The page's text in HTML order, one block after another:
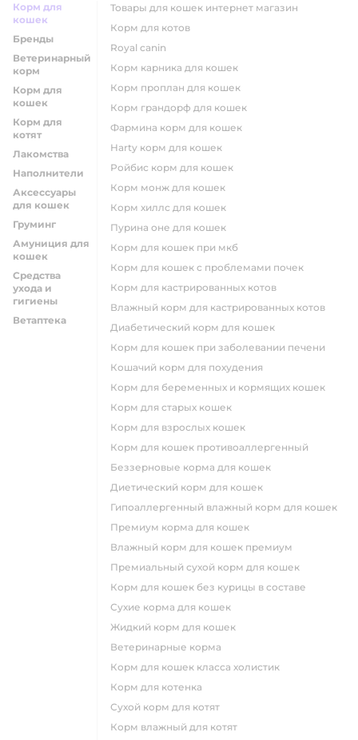
Корм для
кошек
Бренды
Ветеринарный
корм
Корм для
кошек
Корм для
котят
Лакомства
Наполнители
Аксессуары
для кошек
Груминг
Амуниция для
кошек
Средства
ухода и
гигиены
Ветаптека
товары для кошек интернет магазин
корм для котов
royal canin
корм карника для кошек
корм проплан для кошек
корм грандорф для кошек
фармина корм для кошек
harty корм для кошек
ройбис корм для кошек
корм монж для кошек
корм хиллс для кошек
пурина оне для кошек
корм для кошек при мкб
корм для кошек с проблемами почек
Корм для кастрированных котов
влажный корм для кастрированных котов
диабетический корм для кошек
корм для кошек при заболевании печени
кошачий корм для похудения
корм для беременных и кормящих кошек
корм для старых кошек
корм для взрослых кошек
корм для кошек противоаллергенный
беззерновые корма для кошек
диетический корм для кошек
гипоаллергенный влажный корм для кошек
премиум корма для кошек
влажный корм для кошек премиум
премиальный сухой корм для кошек
корм для кошек без курицы в составе
сухие корма для кошек
жидкий корм для кошек
ветеринарные корма
корм для кошек класса холистик
корм для котенка
сухой корм для котят
корм влажный для котят